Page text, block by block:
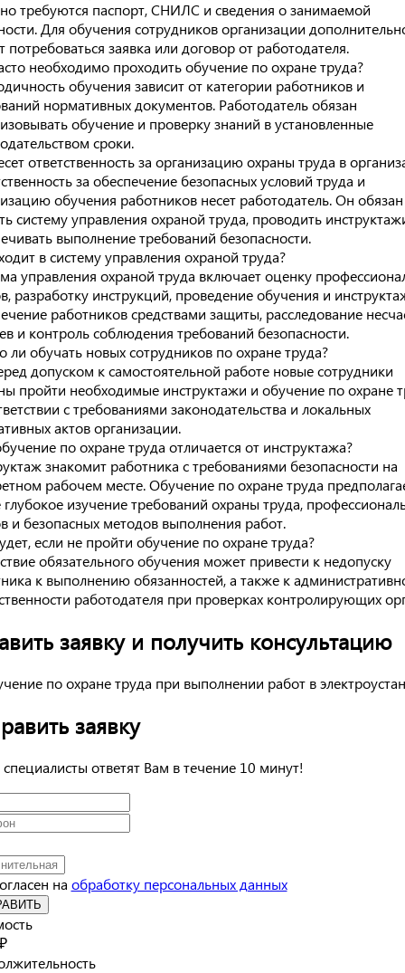
требуются паспорт, СНИЛС и сведения о занимаемой
Для обучения сотрудников организации
заявка или договор от работодателя.
необходимо проходить обучение по охране труда?
обучения зависит от категории работников и
нормативных документов. Работодатель обязан
обучение и проверку знаний в установленные
сроки.
ответственность за организацию охраны труда в
за обеспечение безопасных условий труда и
обучения работников несет работодатель. Он обязан
систему управления охраной труда, проводить
выполнение требований безопасности.
в систему управления охраной труда?
управления охраной труда включает оценку
разработку инструкций, проведение обучения и
работников средствами защиты, расследование
и контроль соблюдения требований безопасности.
ли обучать новых сотрудников по охране труда?
допуском к самостоятельной работе новые сотрудники
пройти необходимые инструктажи и обучение по охране
с требованиями законодательства и локальных
актов организации.
по охране труда отличается от инструктажа?
знакомит работника с требованиями безопасности на
рабочем месте. Обучение по охране труда
глубокое изучение требований охраны труда,
и безопасных методов выполнения работ.
если не пройти обучение по охране труда?
обязательного обучения может привести к недопуску
к выполнению обязанностей, а также к
работодателя при проверках контролирующих
заявку и получить консультацию
заявку
ответят Вам в течение 10 минут!
на обработку персональных данных